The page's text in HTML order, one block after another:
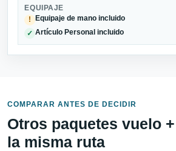
EQUIPAJE
!
Equipaje de mano incluido
✓ Artículo Personal incluido
COMPARAR ANTES DE DECIDIR
Otros paquetes vuelo
la misma ruta